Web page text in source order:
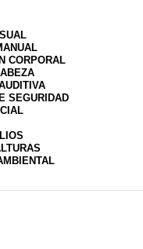
CORPORAL
SEGURIDAD